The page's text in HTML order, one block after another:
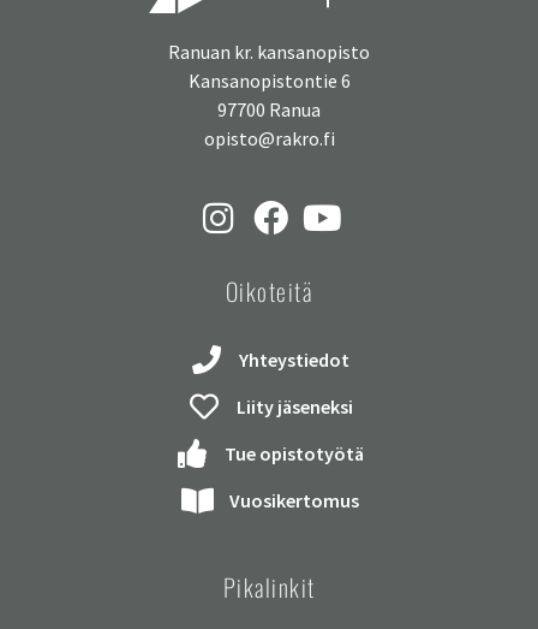
Ranuan kr. kansanopisto
Kansanopistontie 6
97700 Ranua
opisto@rakro.fi
Oikoteitä
Yhteystiedot
Liity jäseneksi
Tue opistotyötä
Vuosikertomus
Pikalinkit